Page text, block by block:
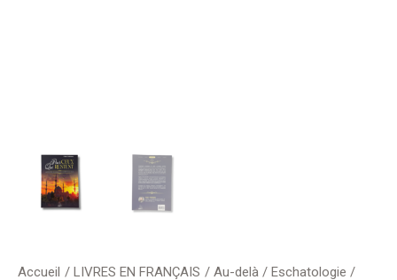
Accueil LIVRES EN FRANÇAIS
Au-delà / Eschatologie /